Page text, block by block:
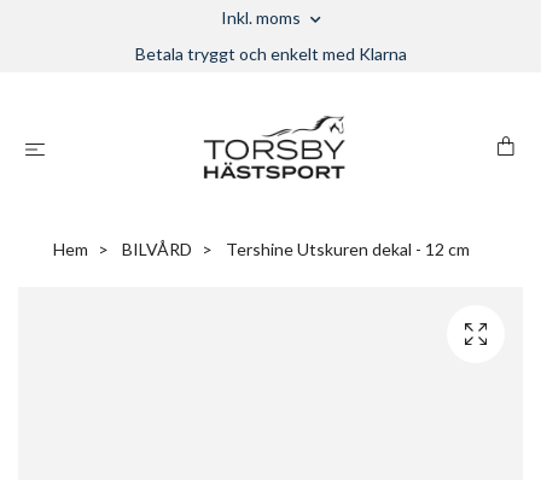
Inkl. moms
Betala tryggt och enkelt med Klarna
Hem BILVÅRD Tershine Utskuren dekal - 12 cm